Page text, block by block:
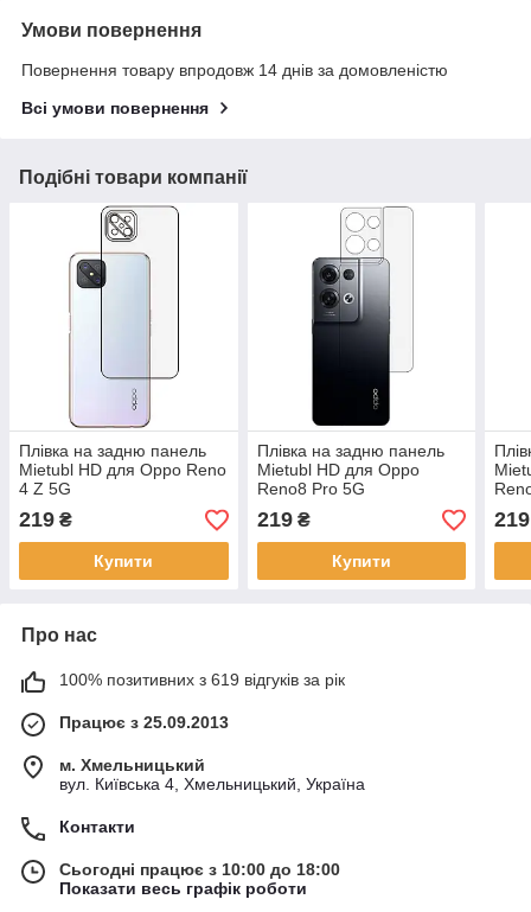
Умови повернення
Повернення товару впродовж 14 днів за домовленістю
Всі умови повернення
Подібні товари компанії
Плівка на задню панель
Mietubl HD для Oppo Reno
4 Z 5G
219 ₴
Купити
Плівка на задню панель
Mietubl HD для Oppo
Reno8 Pro 5G
219₴
Купити
219
Про нас
100% позитивних з 619 відгуків за рік
Працює з 25.09.2013
м. Хмельницький
вул. Київська 4, Хмельницький, Україна
Контакти
Сьогодні працює з 10:00 до 18:00
Показати весь графік роботи